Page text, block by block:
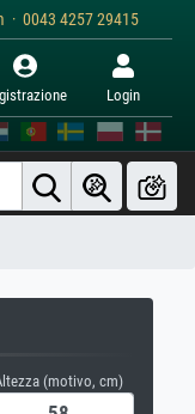
· 0043 4257 29415
Login
(motivo, cm)